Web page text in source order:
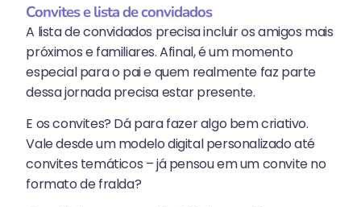
Convites e lista de convidados
A lista de convidados precisa incluir os amigos mais
próximos e familiares. Afinal, é um momento
especial para o pai e quem realmente faz parte
dessa jornada precisa estar presente.
E os convites? Dá para fazer algo bem criativo.
Vale desde um modelo digital personalizado até
convites temáticos – já pensou em um convite no
formato de fralda?